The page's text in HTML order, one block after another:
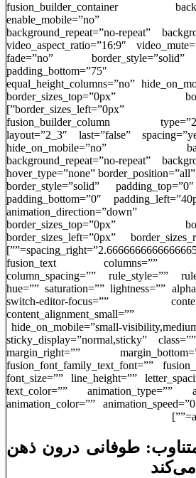
[fusion_builder_container
enable_mobile=”no”
background_repeat=”no-repeat”
video_aspect_ratio=”16:9″
fade=”no”
padding_bottom=”75″
equal_height_columns=”no”
border_sizes_top=”0px”
border_sizes_left=”0px” border_sizes_right=”0px”]
[fusion_builder_row][fusion_builder_column
layout=”2_3″ last=”false”
hide_on_mobile=”no”
background_repeat=”no-repeat”
hover_type=”none”
border_style=”solid”
padding_bottom=”0″
animation_direction=”down”
border_sizes_top=”0px”
border_sizes_left=”0px”
spacing_right=”2.6666666666666665%” min_height=”” link=””]
[fusion_text columns=””
column_spacing=”” rule_style=””
hue=”” saturation=”” lightness=””
switch-editor-focus=””
content_alignment_small=””
hide_on_mobile=”small-
sticky_display=”normal,sticky”
margin_right=””
fusion_font_family_text_font=””
font_size=”” line_height=””
text_color=”” animation_type=””
animation_color=””
متناوب: طوفانی درون ذهن